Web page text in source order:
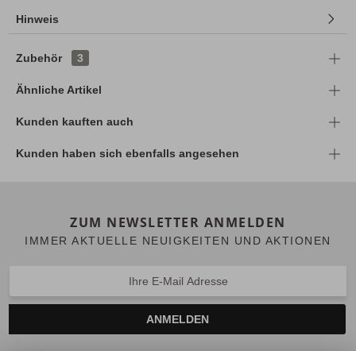
Hinweis
Zubehör 3
Ähnliche Artikel
Kunden kauften auch
Kunden haben sich ebenfalls angesehen
ZUM NEWSLETTER ANMELDEN
IMMER AKTUELLE NEUIGKEITEN UND AKTIONEN
ANMELDEN